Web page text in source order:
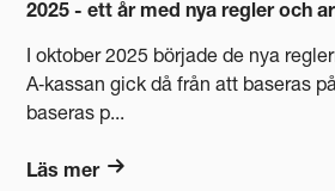
2025 - ett år med nya regler och
I oktober 2025 började de nya
A‑kassan gick då från att baseras
baseras p...
Läs mer